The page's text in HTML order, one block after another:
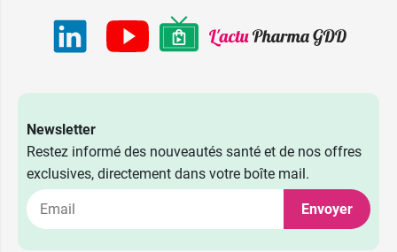
Newsletter
Restez informé des nouveautés santé et de nos offres
exclusives, directement dans votre boîte mail.
Envoyer